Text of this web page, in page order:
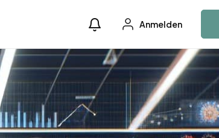
Anmelden